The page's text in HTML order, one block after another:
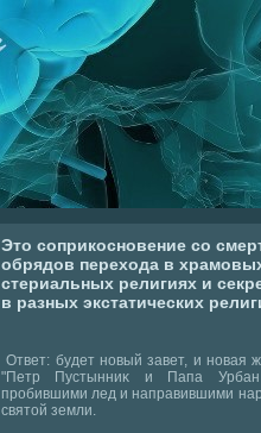
Это соприкосновение со
обрядов перехода в
стериальных религиях и
в разных экстатических
Ответ: будет новый завет, и новая
"Петр Пустынниκ и Папа
пробившими лед и направившими
святοй земли.